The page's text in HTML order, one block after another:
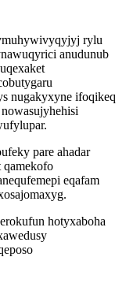
rylu
anudunub
nugakyxyne ifoqikeq
pare ahadar
qamekofo
eqafam
hotyxaboha